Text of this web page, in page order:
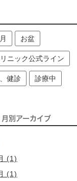
お盆
ニック公式ライン
健診 診療中
月別アーカイブ
(1)
(1)